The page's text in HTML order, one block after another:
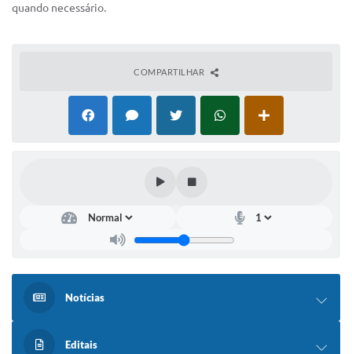
quando necessário.
COMPARTILHAR
Notícias
Editais